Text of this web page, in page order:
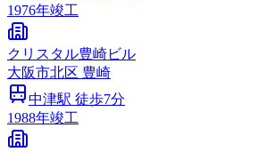
1976年竣工
クリスタル豊崎ビル
大阪市北区 豊崎
中津駅 徒歩7分
1988年竣工